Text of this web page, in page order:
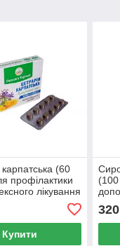
(60
профілактики
лікування
шляхів.
Купити
320